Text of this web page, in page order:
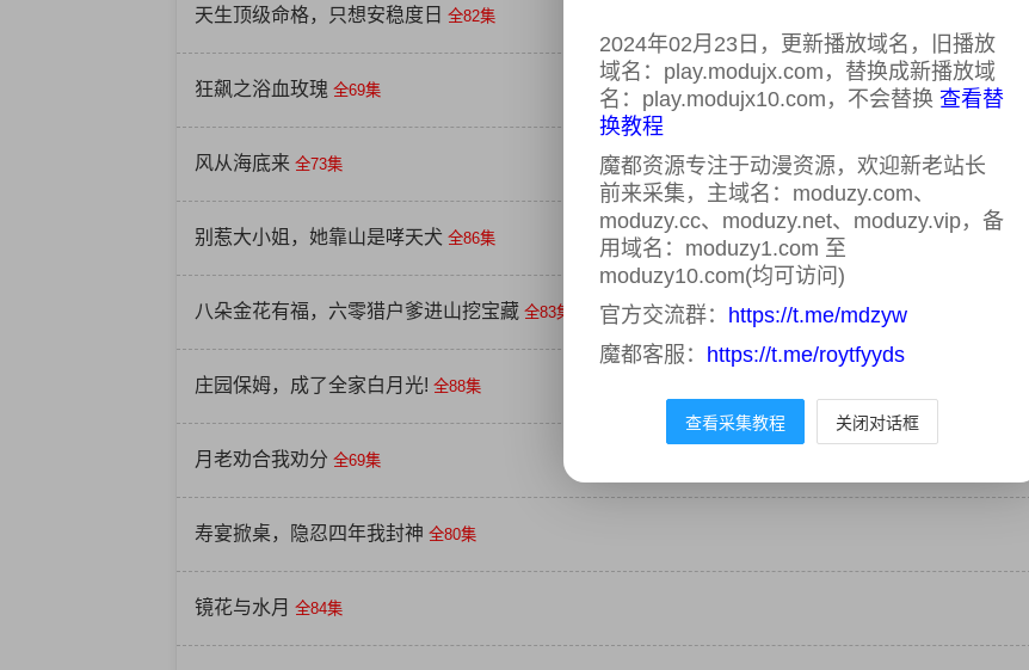
天生顶级命格，只想安稳度日 全82集
狂飙之浴血玫瑰 全69集
风从海底来 全73集
别惹大小姐，她靠山是哮天犬 全86集
八朵金花有福，六零猎户爹进山挖宝藏 全83集
庄园保姆，成了全家白月光! 全88集
月老劝合我劝分 全69集
寿宴掀桌，隐忍四年我封神 全80集
镜花与水月 全84集
2024年02月23日，更新播放域名，旧播放
域名：play.modujx.com，替换成新播放域
名：play.modujx10.com，不会替换 查看替
换教程
魔都资源专注于动漫资源，欢迎新老站长
前来采集，主域名：moduzy.com、
moduzy.cc、moduzy.net、moduzy.vip，备
用域名：moduzy1.com 至
moduzy10.com(均可访问)
官方交流群： https://t.me/mdzyw
魔都客服： https://t.me/roytfyyds
查看采集教程 关闭对话框